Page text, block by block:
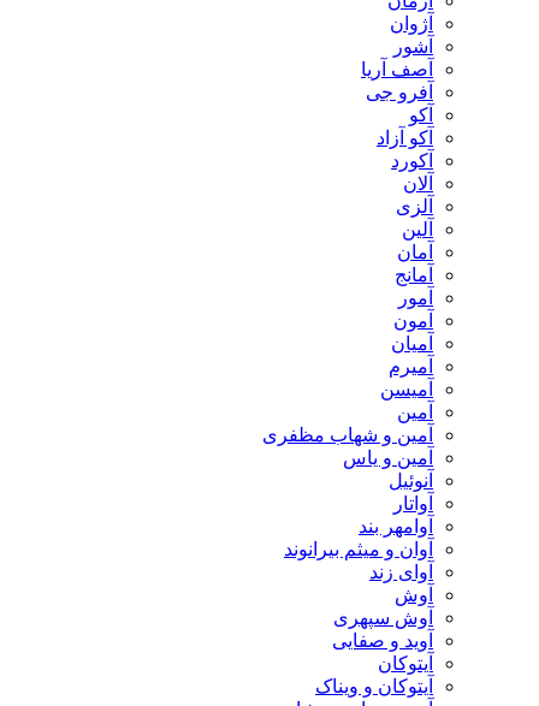
آژوان
آشور
آصف آریا
آفرو جی
آکو
آکو آزاد
آکورد
آلان
آلزی
آلین
آمان
آمانج
آمور
آمون
آمیان
آمیرم
آمیسن
آمین
آمین و شهاب مظفری
آمین و یاس
آنوئیل
آواتار
آوامهر بند
آوان و میثم بیرانوند
آوای زند
آوش
آوش سپهری
آوید و صفایی
آیتوکان
آیتوکان و ویناک